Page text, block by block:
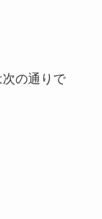
の通りで